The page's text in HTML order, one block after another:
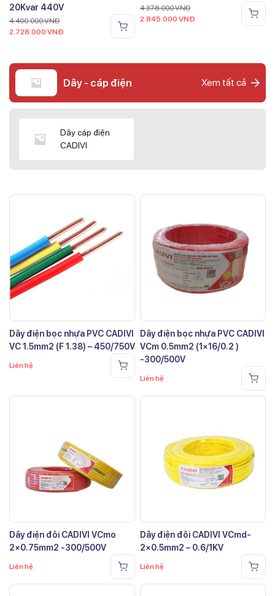
20Kvar 440V
4.400.000VNĐ
2.728.000 VNĐ
4.378.000VNĐ
2.845.000 VNĐ
Dây - cáp điện Xem tất cả
Dây cáp điện
CADIVI
Dây điện bọc nhựa PVC CADIVI
VC 1.5mm2 (F 1.38) – 450/750V
Liên hệ
Dây điện bọc nhựa PVC CADIVI
VCm 0.5mm2 (1×16/0.2 )
-300/500V
Liên hệ
Dây điện đôi CADIVI VCmo
2×0.75mm2 -300/500V
Liên hệ
Dây điện đôi CADIVI VCmd-
2×0.5mm2 – 0.6/1KV
Liên hệ